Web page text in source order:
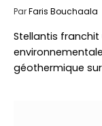
ParFaris Bouchaala
Stellantis
géothermique